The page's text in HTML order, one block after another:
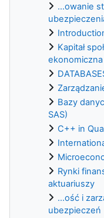
...owanie
Kapitał
ekonomiczna
Bazy
SAS)
C++ in
Rynki
aktuariuszy
...ość i
ubezpieczeń